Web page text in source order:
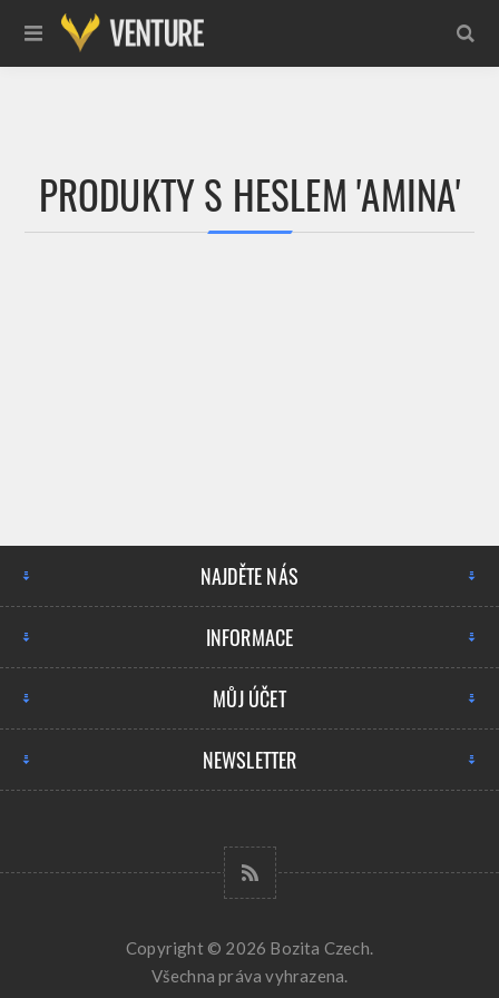
PRODUKTY S HESLEM 'AMINA'
NAJDĚTE NÁS
INFORMACE
MŮJ ÚČET
NEWSLETTER
Copyright © 2026 Bozita Czech.
Všechna práva vyhrazena.